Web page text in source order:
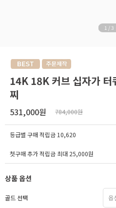
1 / 3
14K 18K 커브 십자가 터
찌
531,000원 784,000원
등급별 구매 적립금 10,620
첫구매 추가 적립금 최대 25,000원
상품 옵션
골드 선택